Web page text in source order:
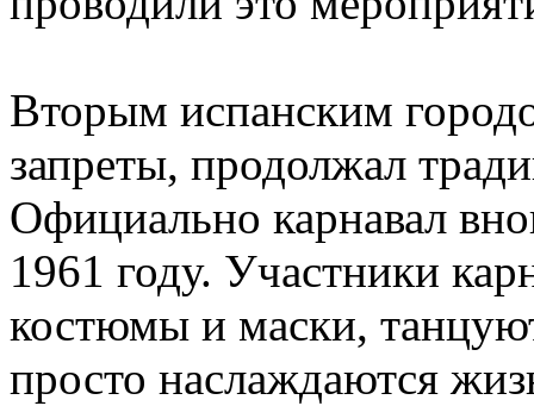
Вторым испанским
запреты, продолжал
Официально карнавал
1961 году. Участники
костюмы и маски,
просто наслаждаются